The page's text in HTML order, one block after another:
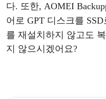
다. 또한, AOMEI
어로 GPT 디스크를 SSD
를 재설치하지 않고도
지 않으시겠어요?